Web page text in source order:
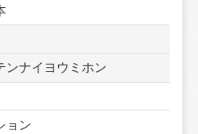
ンナイヨウミホン
ョン